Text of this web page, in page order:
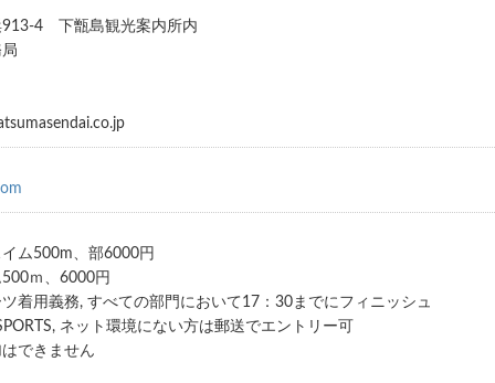
913-4 下甑島観光案内所内
ム500m、部6000円
ｍ、6000円
着用義務, すべての部門において17：30までにフィニッシュ
ネット環境にない方は郵送でエントリー可
できません